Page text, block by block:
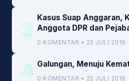
3
Kasus Suap Anggaran,
Anggota DPR dan
Kemenkeu
0 KOMENTAR • 22 JULI 2019
4 Galungan, Menuju
0 KOMENTAR • 22 JULI 2019